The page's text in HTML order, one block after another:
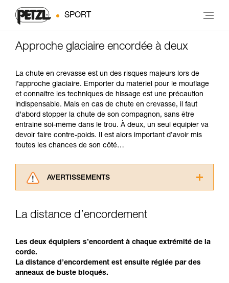
SPORT
Approche glaciaire encordée à deux
La chute en crevasse est un des risques majeurs lors de
l’approche glaciaire. Emporter du matériel pour le mouflage
et connaître les techniques de hissage est une précaution
indispensable. Mais en cas de chute en crevasse, il faut
d’abord stopper la chute de son compagnon, sans être
entraîné soi-même dans le trou. À deux, un seul équipier va
devoir faire contre-poids. Il est alors important d’avoir mis
toutes les chances de son côté…
AVERTISSEMENTS
consulter. Vous devez avoir compris les
pouvoir comprendre ce complément
d’informations.
Maîtriser ces techniques nécessite une
formation et un entraînement spécifique. Validez
avec un professionnel votre capacité à refaire
La distance d’encordement
Les deux équipiers s’encordent à chaque extrémité de la
corde.
La distance d’encordement est ensuite réglée par des
anneaux de buste bloqués.